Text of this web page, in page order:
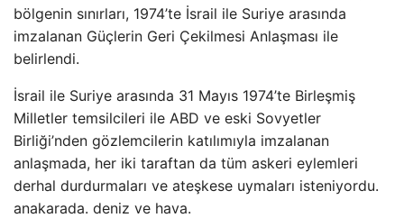
bölgenin sınırları, 1974’te İsrail ile Suriye arasında
imzalanan Güçlerin Geri Çekilmesi Anlaşması ile
belirlendi.
İsrail ile Suriye arasında 31 Mayıs 1974’te Birleşmiş
Milletler temsilcileri ile ABD ve eski Sovyetler
Birliği’nden gözlemcilerin katılımıyla imzalanan
anlaşmada, her iki taraftan da tüm askeri eylemleri
derhal durdurmaları ve ateşkese uymaları isteniyordu.
anakarada. deniz ve hava.